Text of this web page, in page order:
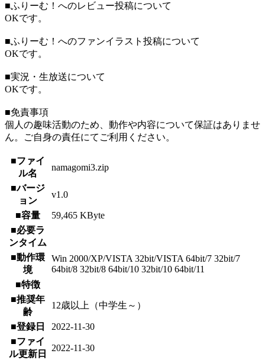
■ふりーむ！へのレビュー投稿について
OKです。
■ふりーむ！へのファンイラスト投稿について
OKです。
■実況・生放送について
OKです。
■免責事項
個人の趣味活動のため、動作や内容について保証はありませ
ん。ご自身の責任にてご利用ください。
■ファイ
ル名
namagomi3.zip
■バージ
ョン
v1.0
■容量
59,465 KByte
■必要ラ
ンタイム
■動作環
境
Win 2000/XP/VISTA 32bit/VISTA 64bit/7 32bit/7
64bit/8 32bit/8 64bit/10 32bit/10 64bit/11
■特徴
■推奨年
齢
12歳以上（中学生～）
■登録日
2022-11-30
■ファイ
ル更新日
2022-11-30